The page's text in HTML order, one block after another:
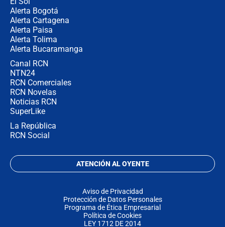
Alerta Bogotá
Alerta Cartagena
Alerta Paisa
Alerta Tolima
Alerta Bucaramanga
Canal RCN
NTN24
RCN Comerciales
RCN Novelas
Noticias RCN
SuperLike
La República
RCN Social
ATENCIÓN AL OYENTE
Aviso de Privacidad
Protección de Datos Personales
Programa de Ética Empresarial
Política de Cookies
LEY 1712 DE 2014